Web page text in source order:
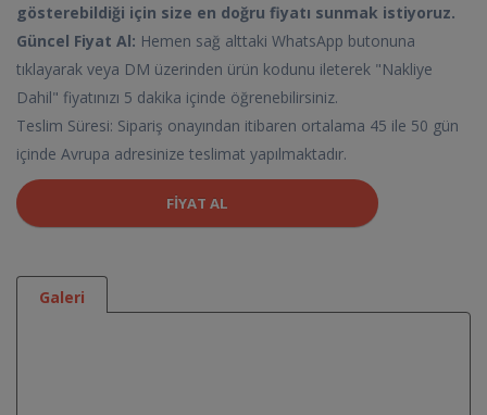
gösterebildiği için size en doğru fiyatı sunmak istiyoruz.
Güncel Fiyat Al: Hemen sağ alttaki WhatsApp butonuna
tıklayarak veya DM üzerinden ürün kodunu ileterek "Nakliye
Dahil" fiyatınızı 5 dakika içinde öğrenebilirsiniz.
Teslim Süresi: Sipariş onayından itibaren ortalama 45 ile 50 gün
içinde Avrupa adresinize teslimat yapılmaktadır.
FIYAT AL
Galeri